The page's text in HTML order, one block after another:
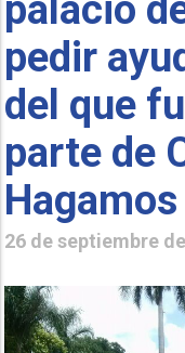
pedir
del que
parte de
26 de septiembre